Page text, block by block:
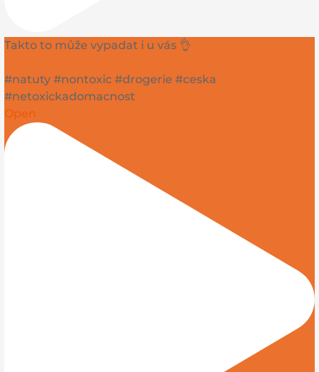
Takto to může vypadat i u vás 👌
#natuty #nontoxic #drogerie #ceska
#netoxickadomacnost
Open